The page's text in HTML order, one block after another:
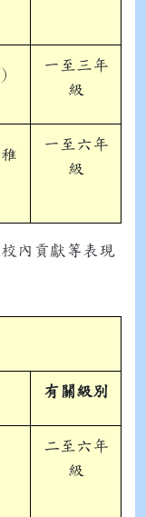
一至三年
級
一至六年
級
內貢獻等表現
有關級別
二至六年
級